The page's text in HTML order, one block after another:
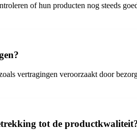
of hun producten nog steeds
vertragingen veroorzaakt door
tot de